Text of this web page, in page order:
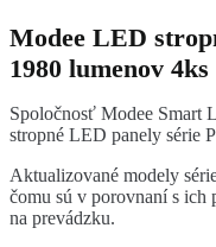
Modee LED
1980 lumenov 4ks
Spoločnosť Modee Smart
stropné LED panely série
Aktualizované modely
čomu sú v porovnaní s ich
na prevádzku.